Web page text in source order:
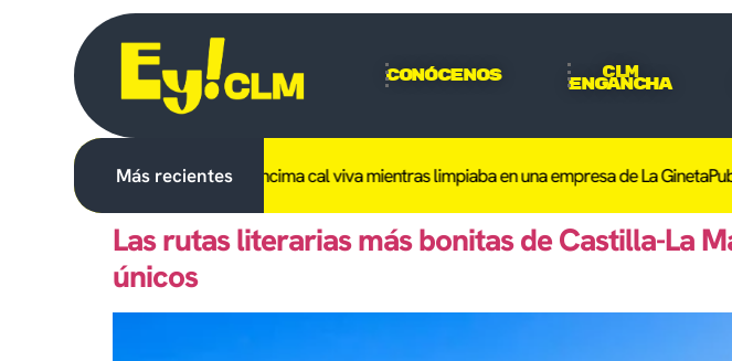
Conócenos CLM
Engancha
Más recientes
un trabajador tras caerle encima cal viva mientras limpiaba en una empresa de La Gineta
Las rutas literarias más bonitas de Castilla-La
únicos